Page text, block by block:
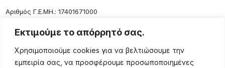
Εκτιμούμε το απόρρητό σας.
Χρησιμοποιούμε cookies για να βελτιώσουμε την
εμπειρία σας, να προσφέρουμε προσωποποιημένες
Aριθμός Γ.Ε.ΜΗ.: 17401671000
Επικοινωνία
Ρόδου 133, Αθήνα 10443
(+30) 211 725 5427